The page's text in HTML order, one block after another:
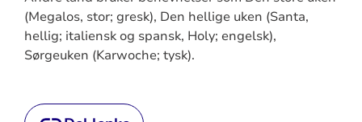
(Megalos, stor; gresk), Den hellige uken (Santa,
hellig; italiensk og spansk, Holy; engelsk),
Sørgeuken (Karwoche; tysk).